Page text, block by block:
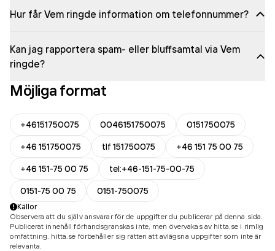
Hur får Vem ringde information om telefonnummer?
Kan jag rapportera spam- eller bluffsamtal via Vem
ringde?
Möjliga format
+46151750075 0046151750075
0151750075
+46 151750075
tlf 151750075
+46 151 75 00 75
+46 151-75 00 75
tel:+46-151-75-00-75
0151-75 00 75
0151-750075
Källor
Observera att du själv ansvarar för de uppgifter du publicerar på denna sida.
Publicerat innehåll förhandsgranskas inte, men övervakas av hitta.se i rimlig
omfattning. hitta.se förbehåller sig rätten att avlägsna uppgifter som inte är
relevanta.